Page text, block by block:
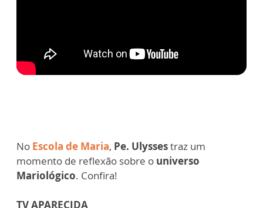
No Escola de Maria, Pe. Ulyssestraz um
momento de reflexão sobre o universo
Mariológico. Confira!
TV APARECIDA